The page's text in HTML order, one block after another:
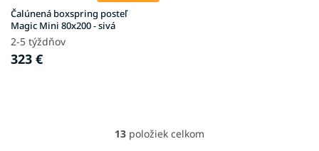
Čalúnená boxspring posteľ
Magic Mini 80x200 - sivá
2-5 týždňov
323 €
O
13 položiek celkom